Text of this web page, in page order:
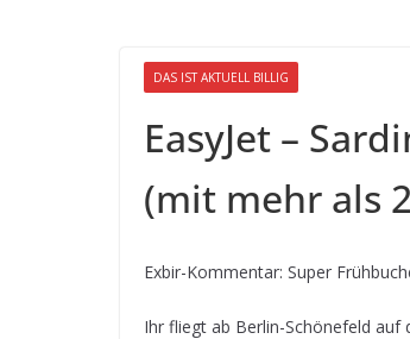
DAS IST AKTUELL BILLIG
EasyJet –
(mit mehr als
Exbir-Kommentar: Super
Ihr fliegt ab Berlin-Schönefeld auf